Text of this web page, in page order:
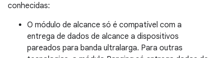
conhecidas:
O módulo de alcance só é compatível com a
entrega de dados de alcance a dispositivos
pareados para banda ultralarga. Para outras